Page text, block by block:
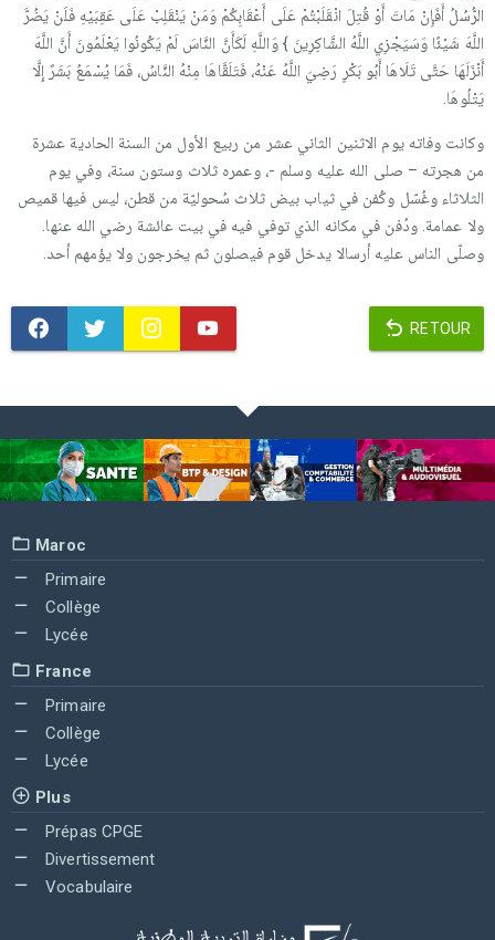
الرُّسُلُ أَفَإِنْ مَاتَ أَوْ قُتِلَ انْقَلَبْتُمْ عَلَى أَعْقَابِكُمْ وَمَنْ يَنْقَلِبْ عَلَى عَقِبَيْهِ فَلَنْ يَضُرَّ
اللَّهَ شَيْئًا وَسَيَجْزِي اللَّهُ الشَّاكِرِينَ } وَاللَّهِ لَكَأَنَّ النَّاسَ لَمْ يَكُونُوا يَعْلَمُونَ أَنَّ اللَّهَ
أَنْزَلَهَا حَتَّى تَلَاهَا أَبُو بَكْرٍ رَضِيَ اللَّهُ عَنْهُ، فَتَلَقَّاهَا مِنْهُ النَّاسُ، فَمَا يُسْمَعُ بَشَرٌ إِلَّا
يَتْلُوهَا.
وكانت وفاته يوم الاثنين الثاني عشر من ربيع الأول من السنة الحادية عشرة
من هجرته – صلى الله عليه وسلم -، وعمره ثلاث وستون سنة، وفي يوم
الثلاثاء وغُسّل وكُفن في ثياب بيض ثلاث سُحوليّة من قطن، ليس فيها قميص
ولا عمامة. ودُفن في مكانه الذي توفي فيه في بيت عائشة رضي الله عنها.
وصلّى الناس عليه أرسالا يدخل قوم فيصلون ثم يخرجون ولا يؤمهم أحد.
RETOUR
Maroc
Primaire
Collège
Lycée
France
Primaire
Collège
Lycée
Plus
Prépas CPGE
Divertissement
Vocabulaire